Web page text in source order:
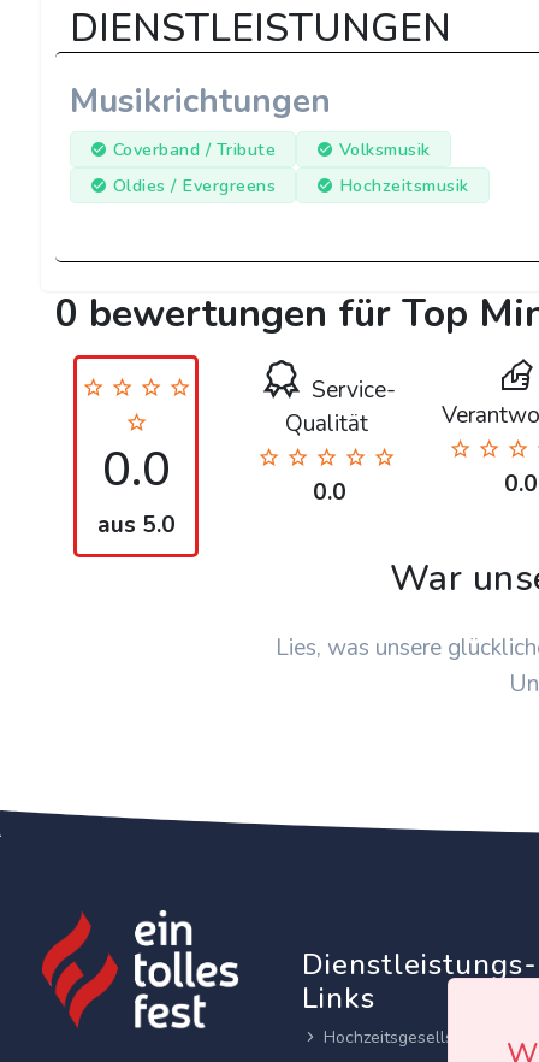
DIENSTLEISTUNGEN
Musikrichtungen
Coverband / Tribute
Volksmusik
Oldies / Evergreens
Hochzeitsmusik
0 bewertungen für Top
0.0
aus 5.0
Service-
Qualität
0.0 0.0
War
Lies, was unsere
Dienstleistungs-
Links
Hochzeitsgesellschaften